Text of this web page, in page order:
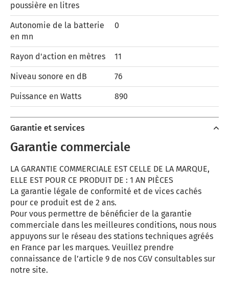
poussière en litres
Autonomie de la batterie
en mn
0
Rayon d'action en mètres 11
Niveau sonore en dB 76
Puissance en Watts 890
Garantie et services
Garantie commerciale
LA GARANTIE COMMERCIALE EST CELLE DE LA MARQUE,
ELLE EST POUR CE PRODUIT DE : 1 AN PIÈCES
La garantie légale de conformité et de vices cachés
pour ce produit est de 2 ans.
Pour vous permettre de bénéficier de la garantie
commerciale dans les meilleures conditions, nous nous
appuyons sur le réseau des stations techniques agréés
en France par les marques. Veuillez prendre
connaissance de l’article 9 de nos CGV consultables sur
notre site.